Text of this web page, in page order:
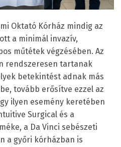
Oktató Kórház mindig az
a minimál invazív,
műtétek végzésében. Az
rendszeresen tartanak
betekintést adnak más
tovább erősítve ezzel az
ilyen esemény keretében
Surgical és a
a Da Vinci sebészeti
a győri kórházban is